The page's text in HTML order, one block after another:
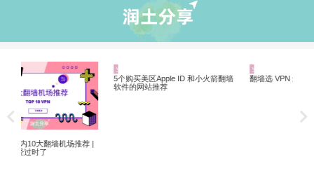
业界资讯
5个购买美区Apple ID 和小火箭翻墙
软件的网站推荐